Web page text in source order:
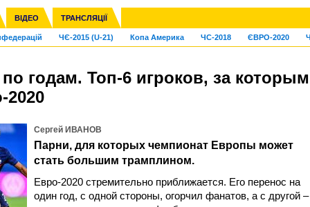
ВІДЕО ТРАНСЛЯЦІЇ
ліга Кубок України Молодіжка
Ліга націй Ліга конференцій
Франція Інші
ЧЄ-2015 (U-21) Копа Америка ЧС-2018 ЄВРО-2020
УПЛ-ПЕРЕХОДИ
годам. Топ-6 игроков, за
2020
Сергей ИВАНОВ
Парни, для которых чемпионат Европы может
стать большим трамплином.
Евро-2020 стремительно приближается. Его перенос на
один год, с одной стороны, огорчил фанатов, а с другой –